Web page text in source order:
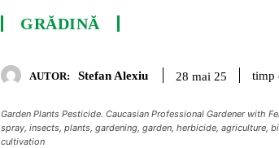
GRĂDINĂ
AUTOR: Stefan Alexiu 28 mai 25 timp
Garden Plants Pesticide. Caucasian Professional Gardener with
spray, insects, plants, gardening, garden, herbicide, agriculture,
cultivation